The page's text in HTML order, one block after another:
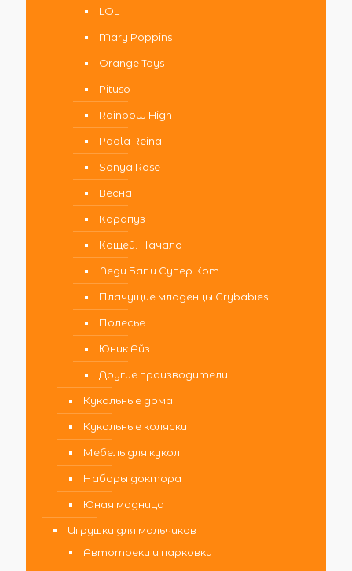
LOL
Mary Poppins
Orange Toys
Pituso
Rainbow High
Paola Reina
Sonya Rose
Весна
Карапуз
Кощей. Начало
Леди Баг и Супер Кот
Плачущие младенцы Crybabies
Полесье
Юник Айз
Другие производители
Кукольные дома
Кукольные коляски
Мебель для кукол
Наборы доктора
Юная модница
Игрушки для мальчиков
Автотреки и парковки